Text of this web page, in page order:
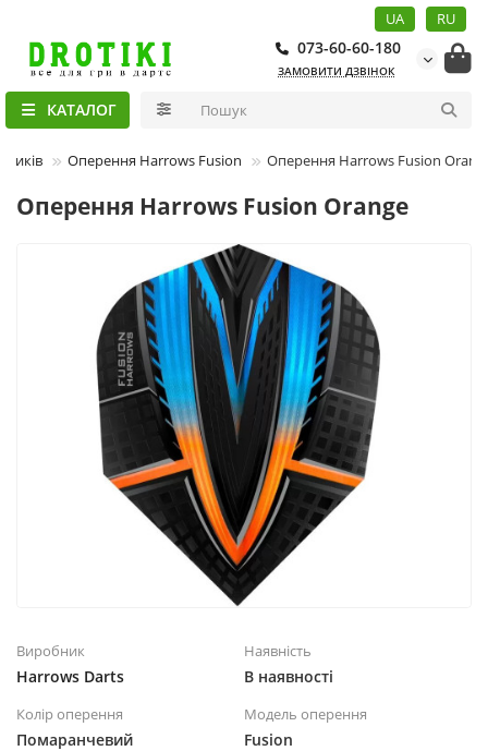
UA RU
073-60-60-180
ЗАМОВИТИ ДЗВІНОК
КАТАЛОГ
Оперення Harrows Fusion Оперення Harrows Fusion
Оперення Harrows Fusion Orange
Виробник
Harrows Darts
Наявність
В наявності
Колір оперення
Помаранчевий
Модель оперення
Fusion